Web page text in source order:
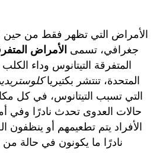
الأمراض التي تظهر فقط من حين
جغرافي، تسمى الأمراض
المتفرقة التيتانوس وداء
المتحدة، تنتشر بكتيريا
التي تسبب التيتانوس، في كل
حالات العدوى تحدث نادرًا وفي
الأفراد يتم تطعيمهم أو
نادرًا ما يكونون في حالة